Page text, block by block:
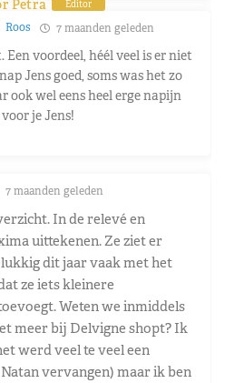
Petra Editor
Roos 7 maanden geleden
voordeel, héél veel is er niet
Jens goed, soms was het zo
ook wel eens heel erge napijn
je Jens!
7 maanden geleden
In de relevé en
uittekenen. Ze ziet er
dit jaar vaak met het
ze iets kleinere
Weten we inmiddels
meer bij Delvigne shopt? Ik
werd veel te veel een
vervangen) maar ik ben